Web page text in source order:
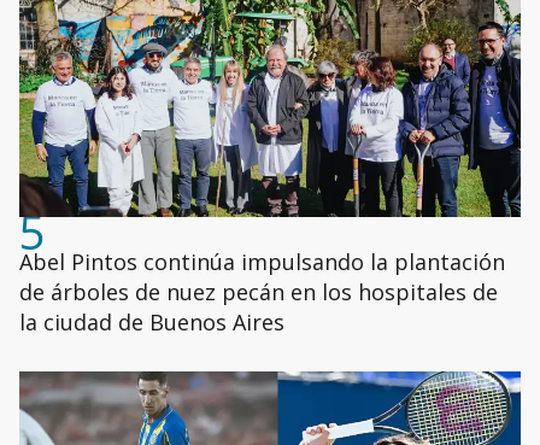
5
Abel Pintos continúa impulsando la plantación
de árboles de nuez pecán en los hospitales de
la ciudad de Buenos Aires